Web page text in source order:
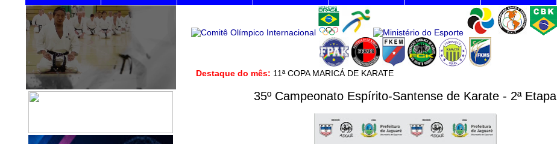
Destaque do mês:11ª COPA MARICÁ DE KARATE
35º Campeonato Espírito-Santense de Karate - 2ª Etapa